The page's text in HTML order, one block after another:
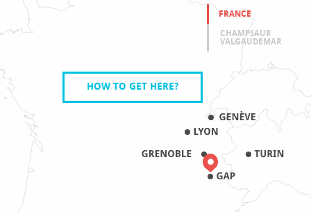
FRANCE
CHAMPSAUR
VALGAUDEMAR
HOW TO GET HERE?